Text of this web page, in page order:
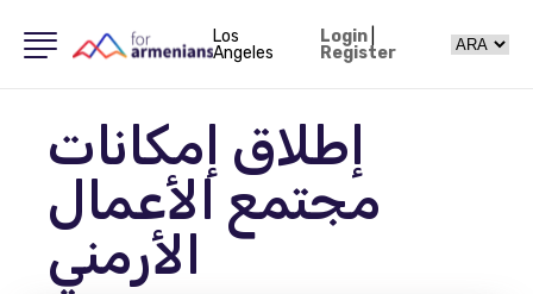
Los
Angeles
Login|
Register
إطلاق إمكانات
مجتمع الأعمال
الأرمني